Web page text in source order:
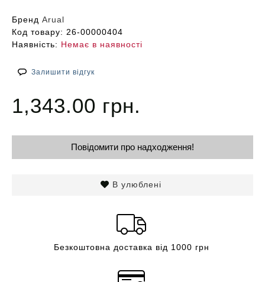
Бренд Arual
Код товару: 26-00000404
Наявність: Немає в наявності
Залишити відгук
1,343.00 грн.
Повідомити про надходження!
В улюблені
Безкоштовна доставка від 1000 грн